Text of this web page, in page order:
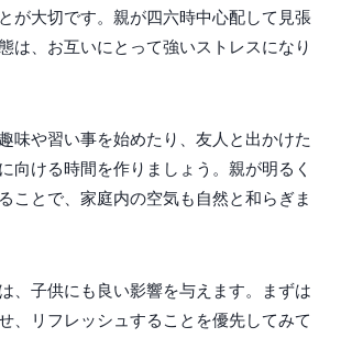
が大切です。親が四六時中心配して見張
は、お互いにとって強いストレスになり
味や習い事を始めたり、友人と出かけた
向ける時間を作りましょう。親が明るく
ことで、家庭内の空気も自然と和らぎま
、子供にも良い影響を与えます。まずは
、リフレッシュすることを優先してみて